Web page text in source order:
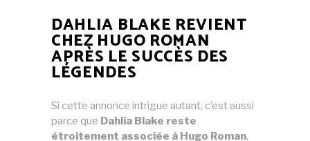
DAHLIA BLAKE REVIENT
CHEZ HUGO ROMAN
APRÈS LE SUCCÈS DES
LÉGENDES
Si cette annonce intrigue autant, c’est aussi
parce que Dahlia Blake reste
étroitement associée à Hugo Roman,